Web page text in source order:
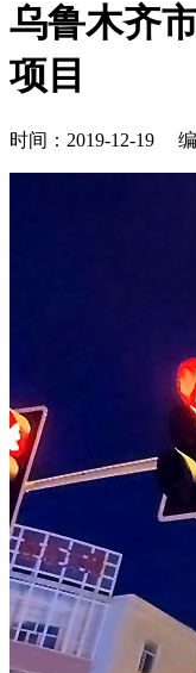
乌鲁木齐
项目
时间：2019-12-19 编